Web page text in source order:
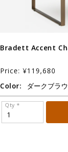
Bradett Accent
Price: ¥119,680
Color:
Qty *